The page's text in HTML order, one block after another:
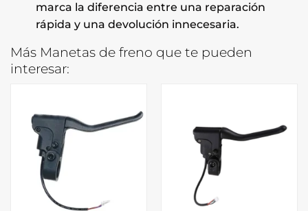
marca la diferencia entre una reparación
rápida y una devolución innecesaria.
Más Manetas de freno que te pueden
interesar: